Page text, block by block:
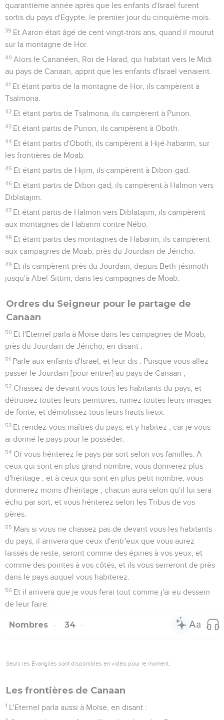
quarantième année après que les enfants d'Israël furent
sortis du pays d'Egypte, le premier jour du cinquième mois.
39 Et Aaron était âgé de cent vingt-trois ans, quand il mourut
sur la montagne de Hor.
40 Alors le Cananéen, Roi de Harad, qui habitait vers le Midi
au pays de Canaan, apprit que les enfants d'Israël venaient.
41 Et étant partis de la montagne de Hor, ils campèrent à
Tsalmona.
42 Et étant partis de Tsalmona, ils campèrent à Punon.
43 Et étant partis de Punon, ils campèrent à Oboth.
44 Et étant partis d'Oboth, ils campèrent à Hijé-habarim, sur
les frontières de Moab.
45 Et étant partis de Hijim, ils campèrent à Dibon-gad.
46 Et étant partis de Dibon-gad, ils campèrent à Halmon vers
Diblatajim.
47 Et étant partis de Halmon vers Diblatajim, ils campèrent
aux montagnes de Habarim contre Nébo.
48 Et étant partis des montagnes de Habarim, ils campèrent
aux campagnes de Moab, près du Jourdain de Jéricho.
49 Et ils campèrent près du Jourdain, depuis Beth-jésimoth
jusqu'à Abel-Sittim, dans les campagnes de Moab.
Ordres du Seigneur pour le partage de
Canaan
50 Et l'Eternel parla à Moïse dans les campagnes de Moab,
près du Jourdain de Jéricho, en disant :
51 Parle aux enfants d'Israël, et leur dis : Puisque vous allez
passer le Jourdain [pour entrer] au pays de Canaan ;
52 Chassez de devant vous tous les habitants du pays, et
détruisez toutes leurs peintures, ruinez toutes leurs images
de fonte, et démolissez tous leurs hauts lieux.
53 Et rendez-vous maîtres du pays, et y habitez ; car je vous
ai donné le pays pour le posséder.
54 Or vous hériterez le pays par sort selon vos familles. A
ceux qui sont en plus grand nombre, vous donnerez plus
d'héritage ; et à ceux qui sont en plus petit nombre, vous
donnerez moins d'héritage ; chacun aura selon qu'il lui sera
échu par sort, et vous hériterez selon les Tribus de vos
pères.
55 Mais si vous ne chassez pas de devant vous les habitants
du pays, il arrivera que ceux d'entr'eux que vous aurez
laissés de reste, seront comme des épines à vos yeux, et
comme des pointes à vos côtés, et ils vous serreront de près
dans le pays auquel vous habiterez.
56 Et il arrivera que je vous ferai tout comme j'ai eu dessein
de leur faire.
Nombres 34
Seuls les Évangiles sont disponibles en vidéo pour le moment.
Les frontières de Canaan
1 L'Eternel parla aussi à Moïse, en disant :